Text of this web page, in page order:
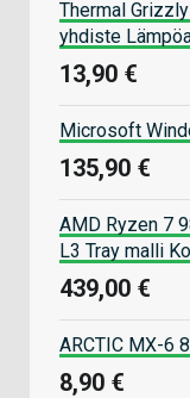
Thermal
yhdiste
13,90 €
Microsoft
135,90 €
AMD Ryzen 7
L3 Tray malli
439,00 €
ARCTIC MX-6
8,90 €